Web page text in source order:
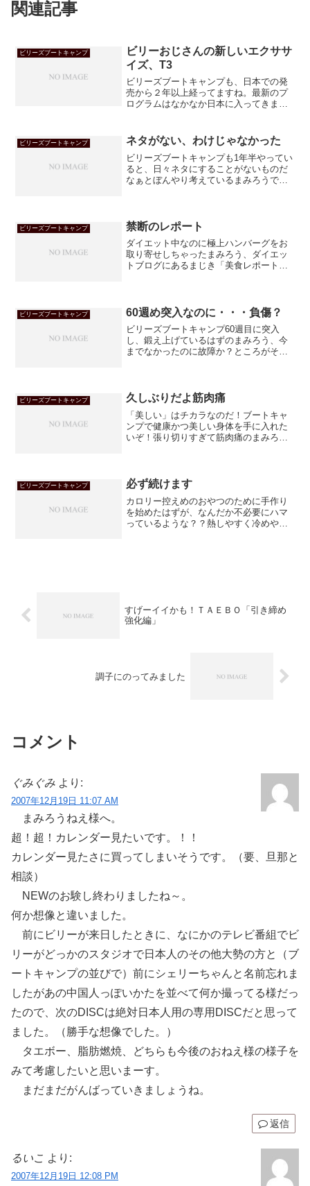
関連記事
ビリーズブートキャンプ
ビリーおじさんの新しいエクササ
イズ、T3
ビリーズブートキャンプも、日本での発
売から２年以上経ってますね。最新のプ
ログラムはなかなか日本に入ってきませ
きの意味がよく分かって、効きますよ！
ビリーズブートキャンプ ネタがない、わけじゃなかった
ビリーズブートキャンプも1年半やってい
ると、日々ネタにすることがないものだ
なぁとぼんやり考えているまみろうで
ら？とよくよく考えてみまし...
ビリーズブートキャンプ 禁断のレポート
ダイエット中なのに極上ハンバーグをお
取り寄せしちゃったまみろう、ダイエッ
トブログにあるまじき「美食レポート」
ビリーズブートキャンプ 60週め突入なのに・・・負傷？
ビリーズブートキャンプ60週目に突入
し、鍛え上げているはずのまみろう、今
までなかったのに故障か？ところがその
ビリーズブートキャンプ 久しぶりだよ筋肉痛
「美しい」はチカラなのだ！ブートキャ
ンプで健康かつ美しい身体を手に入れた
いぞ！張り切りすぎて筋肉痛のまみろう
ビリーズブートキャンプ 必ず続けます
カロリー控えめのおやつのために手作り
を始めたはずが、なんだか不必要にハマ
っているような？？熱しやすく冷めやす
すげーイイかも！ＴＡＥＢＯ「引き締め
強化編」
調子にのってみました
コメント
ぐみぐみ より:
2007年12月19日 11:07 AM
まみろうねえ様へ。
超！超！カレンダー見たいです。！！
カレンダー見たさに買ってしまいそうです。（要、旦那と
相談）
NEWのお験し終わりましたね～。
何か想像と違いました。
前にビリーが来日したときに、なにかのテレビ番組でビ
リーがどっかのスタジオで日本人のその他大勢の方と（ブ
ートキャンプの並びで）前にシェリーちゃんと名前忘れま
したがあの中国人っぽいかたを並べて何か撮ってる様だっ
たので、次のDISCは絶対日本人用の専用DISCだと思って
ました。（勝手な想像でした。）
タエボー、脂肪燃焼、どちらも今後のおねえ様の様子を
みて考慮したいと思いまーす。
まだまだがんばっていきましょうね。
返信
るいこ より:
2007年12月19日 12:08 PM